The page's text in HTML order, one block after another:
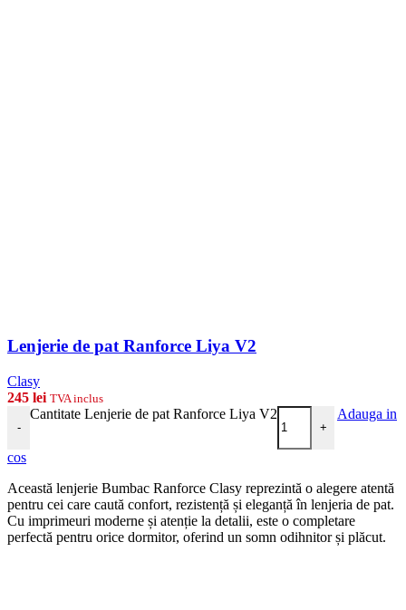
Lenjerie de pat Ranforce Liya V2
Clasy
245 lei TVA inclus
-
Cantitate Lenjerie de pat Ranforce Liya V2
+
Adauga in
cos
Această lenjerie Bumbac Ranforce Clasy reprezintă o alegere atentă
pentru cei care caută confort, rezistență și eleganță în lenjeria de pat.
Cu imprimeuri moderne și atenție la detalii, este o completare
perfectă pentru orice dormitor, oferind un somn odihnitor și plăcut.